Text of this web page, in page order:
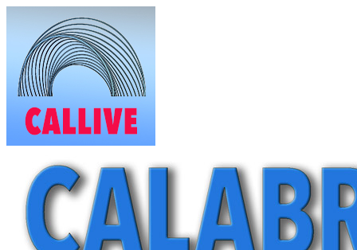
contenuto